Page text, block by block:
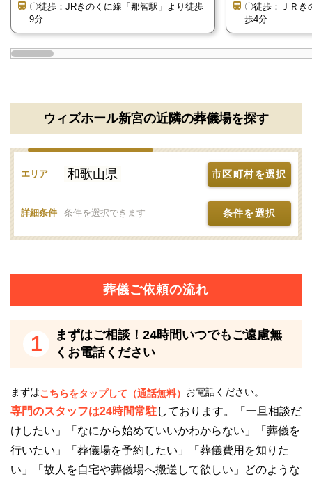
から訪れる際にも便利です。
ウィズホール新宮の近くには、飲食店やホテルがたく
ゆったりとくつろげるリビングを完備していま
ウィズホール新宮には、ゆったりとくつろげるリビン
リビングは明るい室内で大きなソファーが2台設置さ
れており、ソファーの上にはクッションも置かれてい
ウィズホール新宮なら、自宅にいるような感覚でゆっ
くりと故人の思い出を語り合いながらリビングで過ご
ウィズホール新宮は多くの方におすすめできる斎場で
すが、特に以下の方におすすめです。
親族だけで葬儀を執り行いたい方
〇徒歩：JRきのくに線「那智駅」より徒歩
9分
〇徒歩：ＪＲき
歩4分
ウィズホール新宮の近隣の葬儀場を探す
エリア 和歌山県 市区町村を選択
詳細条件 条件を選択できます 条件を選択
葬儀ご依頼の流れ
1
まずはご相談！24時間いつでもご遠慮無
くお電話ください
まずはこちらをタップして（通話無料） お電話ください。
専門のスタッフは24時間常駐しております。「一旦相談だ
けしたい」「なにから始めていいかわからない」「葬儀を
行いたい」「葬儀場を予約したい」「葬儀費用を知りた
い」「故人を自宅や葬儀場へ搬送して欲しい」どのような